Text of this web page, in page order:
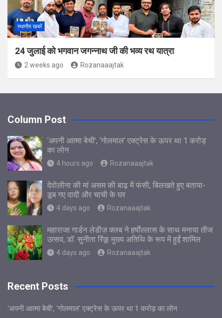
स्थानीय खबरें
24 जुलाई को भगवान जगन्नाथ जी की भव्य रथ यात्रा
2 weeks ago Rozanaaajtak
Column Post
‘अपनी आत्मा बेची’, ‘गोलमाल’ एक्ट्रेस के ऊपर था 1 करोड़
का लोन
4 hours ago Rozanaaajtak
देवोलीना की मां असम की बाढ़ में फंसी, बिलखते हुए बताया-
डूब गए दादी और चाची के घर
4 days ago Rozanaaajtak
महाराजा गार्डन लेडीज़ क्लब ने हर्षोल्लास के साथ मनाया तीज
उत्सव, डॉ. सुनीता रिंकू मुख्य अतिथि के रूप में हुईं शामिल
4 days ago Rozanaaajtak
Recent Posts
‘अपनी आत्मा बेची’, ‘गोलमाल’ एक्ट्रेस के ऊपर था 1 करोड़ का लोन